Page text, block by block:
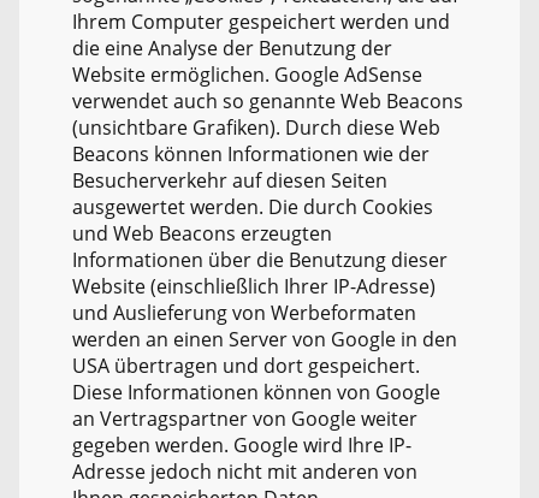
Ihrem Computer gespeichert werden und
die eine Analyse der Benutzung der
Website ermöglichen. Google AdSense
verwendet auch so genannte Web Beacons
(unsichtbare Grafiken). Durch diese Web
Beacons können Informationen wie der
Besucherverkehr auf diesen Seiten
ausgewertet werden. Die durch Cookies
und Web Beacons erzeugten
Informationen über die Benutzung dieser
Website (einschließlich Ihrer IP-Adresse)
und Auslieferung von Werbeformaten
werden an einen Server von Google in den
USA übertragen und dort gespeichert.
Diese Informationen können von Google
an Vertragspartner von Google weiter
gegeben werden. Google wird Ihre IP-
Adresse jedoch nicht mit anderen von